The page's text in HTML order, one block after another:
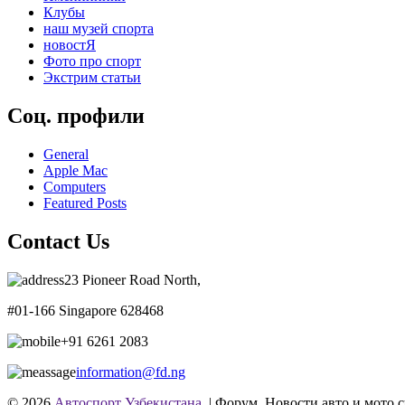
Клубы
наш музей спорта
новостЯ
Фото про спорт
Экстрим статьи
Соц. профили
General
Apple Mac
Computers
Featured Posts
Contact Us
23 Pioneer Road North,
#01-166 Singapore 628468
+91 6261 2083
information@fd.ng